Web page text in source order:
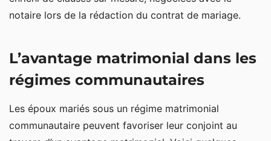
notaire lors de la rédaction du contrat de mariage.
L’avantage matrimonial dans les
régimes communautaires
Les époux mariés sous un régime matrimonial
communautaire peuvent favoriser leur conjoint au